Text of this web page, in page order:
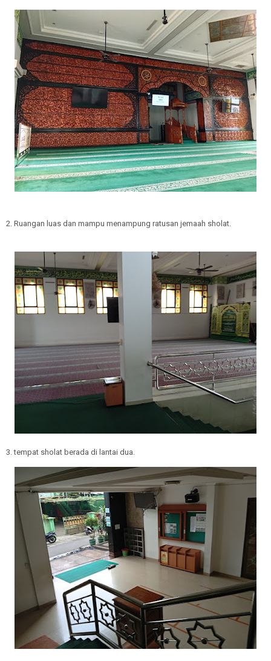
2. Ruangan luas dan mampu menampung ratusan jemaah sholat.
3. tempat sholat berada di lantai dua.